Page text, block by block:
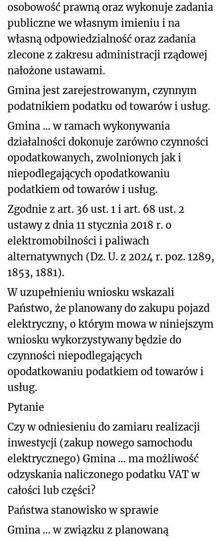
osobowość prawną oraz wykonuje zadania
publiczne we własnym imieniu i na
własną odpowiedzialność oraz zadania
zlecone z zakresu administracji rządowej
nałożone ustawami.
Gmina jest zarejestrowanym, czynnym
podatnikiem podatku od towarów i usług.
Gmina … w ramach wykonywania
działalności dokonuje zarówno czynności
opodatkowanych, zwolnionych jak i
niepodlegających opodatkowaniu
podatkiem od towarów i usług.
Zgodnie z art. 36 ust. 1 i art. 68 ust. 2
ustawy z dnia 11 stycznia 2018 r. o
elektromobilności i paliwach
alternatywnych (Dz. U. z 2024 r. poz. 1289,
1853, 1881).
W uzupełnieniu wniosku wskazali
Państwo, że planowany do zakupu pojazd
elektryczny, o którym mowa w niniejszym
wniosku wykorzystywany będzie do
czynności niepodlegających
opodatkowaniu podatkiem od towarów i
usług.
Pytanie
Czy w odniesieniu do zamiaru realizacji
inwestycji (zakup nowego samochodu
elektrycznego) Gmina … ma możliwość
odzyskania naliczonego podatku VAT w
całości lub części?
Państwa stanowisko w sprawie
Gmina … w związku z planowaną